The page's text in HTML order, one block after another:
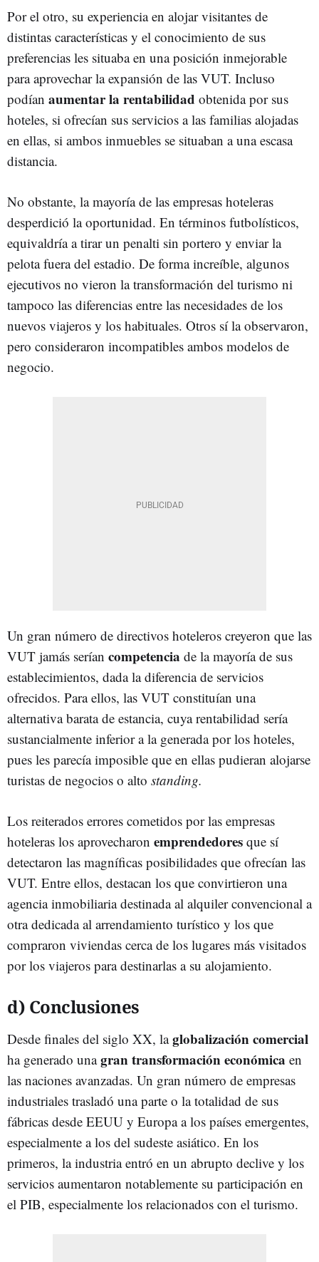
Por el otro, su experiencia en alojar visitantes de
distintas características y el conocimiento de sus
preferencias les situaba en una posición inmejorable
para aprovechar la expansión de las VUT. Incluso
podían aumentar la rentabilidad obtenida por sus
hoteles, si ofrecían sus servicios a las familias alojadas
en ellas, si ambos inmuebles se situaban a una escasa
distancia.
No obstante, la mayoría de las empresas hoteleras
desperdició la oportunidad. En términos futbolísticos,
equivaldría a tirar un penalti sin portero y enviar la
pelota fuera del estadio. De forma increíble, algunos
ejecutivos no vieron la transformación del turismo ni
tampoco las diferencias entre las necesidades de los
nuevos viajeros y los habituales. Otros sí la observaron,
pero consideraron incompatibles ambos modelos de
negocio.
Un gran número de directivos hoteleros creyeron que las
VUT jamás serían competencia de la mayoría de sus
establecimientos, dada la diferencia de servicios
ofrecidos. Para ellos, las VUT constituían una
alternativa barata de estancia, cuya rentabilidad sería
sustancialmente inferior a la generada por los hoteles,
pues les parecía imposible que en ellas pudieran alojarse
turistas de negocios o alto standing.
Los reiterados errores cometidos por las empresas
hoteleras los aprovecharon emprendedores que sí
detectaron las magníficas posibilidades que ofrecían las
VUT. Entre ellos, destacan los que convirtieron una
agencia inmobiliaria destinada al alquiler convencional a
otra dedicada al arrendamiento turístico y los que
compraron viviendas cerca de los lugares más visitados
por los viajeros para destinarlas a su alojamiento.
d) Conclusiones
Desde finales del siglo XX, laglobalización comercial
ha generado unagran transformación económica en
las naciones avanzadas. Un gran número de empresas
industriales trasladó una parte o la totalidad de sus
fábricas desde EEUU y Europa a los países emergentes,
especialmente a los del sudeste asiático. En los
primeros, la industria entró en un abrupto declive y los
servicios aumentaron notablemente su participación en
el PIB, especialmente los relacionados con el turismo.